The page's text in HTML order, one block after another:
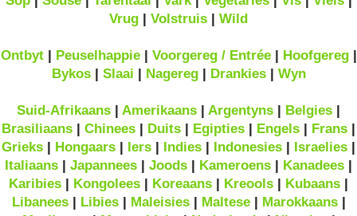
Vrug | Volstruis | Wild
Ontbyt| Peuselhappie| Voorgereg / Entrée| Hoofgereg|
Bykos| Slaai | Nagereg| Drankies| Wyn
Suid-Afrikaans | Amerikaans | Argentyns | Belgies |
Brasiliaans | Chinees | Duits | Egipties | Engels | Frans |
Grieks | Hongaars | Iers | Indies | Indonesies | Israelies |
Italiaans | Japannees | Joods | Kameroens | Kanadees |
Karibies | Kongolees | Koreaans | Kreools | Kubaans |
Libanees| Libies| Maleisies| Maltese| Marokkaans|